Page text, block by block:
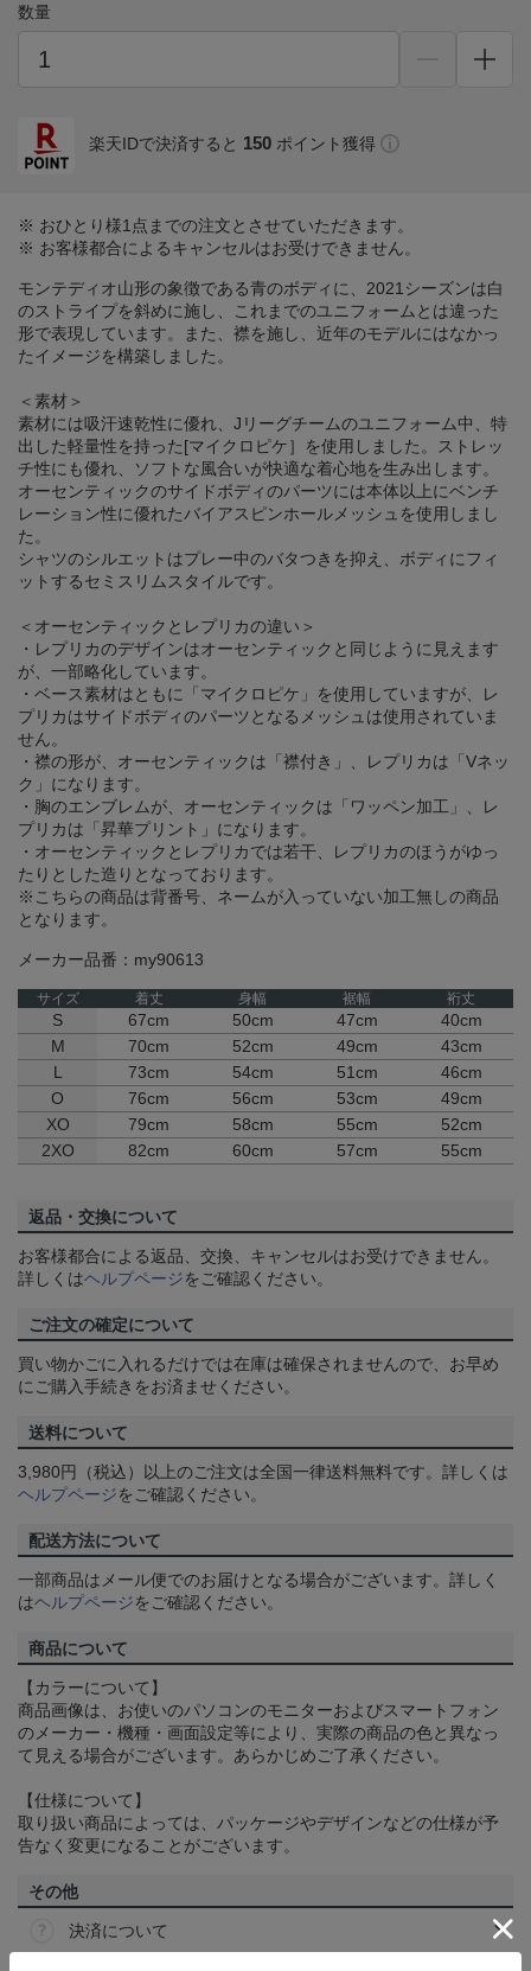
数量
楽天IDで決済すると 150 ポイント獲得
※ おひとり様1点までの注文とさせていただきます。
※ お客様都合によるキャンセルはお受けできません。
モンテディオ山形の象徴である青のボディに、2021シーズンは白
のストライプを斜めに施し、これまでのユニフォームとは違った
形で表現しています。また、襟を施し、近年のモデルにはなかっ
たイメージを構築しました。
＜素材＞
素材には吸汗速乾性に優れ、Jリーグチームのユニフォーム中、特
出した軽量性を持った[マイクロピケ］を使用しました。ストレッ
チ性にも優れ、ソフトな風合いが快適な着心地を生み出します。
オーセンティックのサイドボディのパーツには本体以上にベンチ
レーション性に優れたバイアスピンホールメッシュを使用しまし
た。
シャツのシルエットはプレー中のバタつきを抑え、ボディにフィ
ットするセミスリムスタイルです。
＜オーセンティックとレプリカの違い＞
・レプリカのデザインはオーセンティックと同じように見えます
が、一部略化しています。
・ベース素材はともに「マイクロピケ」を使用していますが、レ
プリカはサイドボディのパーツとなるメッシュは使用されていま
せん。
・襟の形が、オーセンティックは「襟付き」、レプリカは「Vネッ
ク」になります。
・胸のエンブレムが、オーセンティックは「ワッペン加工」、レ
プリカは「昇華プリント」になります。
・オーセンティックとレプリカでは若干、レプリカのほうがゆっ
たりとした造りとなっております。
※こちらの商品は背番号、ネームが入っていない加工無しの商品
となります。
メーカー品番：my90613
サイズ 着丈 身幅 裾幅 裄丈
S 67cm 50cm 47cm
40cm
M
70cm 52cm 49cm
43cm
L
73cm 54cm 51cm
46cm
O
76cm 56cm 53cm
49cm
XO
79cm 58cm 55cm
52cm
2XO
82cm 60cm 57cm 55cm
返品・交換について
お客様都合による返品、交換、キャンセルはお受けできません。
詳しくはヘルプページをご確認ください。
ご注文の確定について
買い物かごに入れるだけでは在庫は確保されませんので、お早め
にご購入手続きをお済ませください。
送料について
3,980円（税込）以上のご注文は全国一律送料無料です。詳しくは
ヘルプページをご確認ください。
配送方法について
一部商品はメール便でのお届けとなる場合がございます。詳しく
はヘルプページをご確認ください。
商品について
【カラーについて】
商品画像は、お使いのパソコンのモニターおよびスマートフォン
のメーカー・機種・画面設定等により、実際の商品の色と異なっ
て見える場合がございます。あらかじめご了承ください。
【仕様について】
取り扱い商品によっては、パッケージやデザインなどの仕様が予
告なく変更になることがございます。
その他
決済について